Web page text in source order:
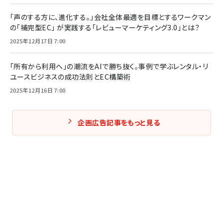
「声のする方に、進化する。」会社全体最適を目標とするワークマン
の「補完型EC」 が実践する「レビューマーケティング3.0」とは？
2025年12月17日 7:00
「所有から利用へ」の潮流をAIで勝ち抜く。事例で学ぶレンタル・リ
ユースビジネスの成功法則とEC構築術
2025年12月16日 7:00
企画広告記事をもっと見る